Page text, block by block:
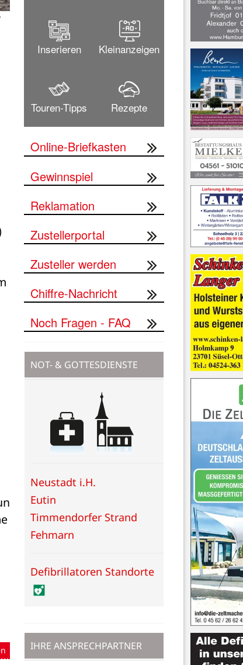
Bürgermeister Mirko Spieckermann
Inserieren Kleinanzeigen
Touren-Tipps Rezepte
Online-Briefkasten
Gewinnspiel
Reklamation
Zustellerportal
Zusteller werden
Chiffre-Nachricht
Noch Fragen - FAQ
NOT- & GOTTESDIENSTE
Neustadt i.H.
Eutin
Timmendorfer Strand
Fehmarn
Defibrillatoren Standorte
IHRE ANSPRECHPARTNER